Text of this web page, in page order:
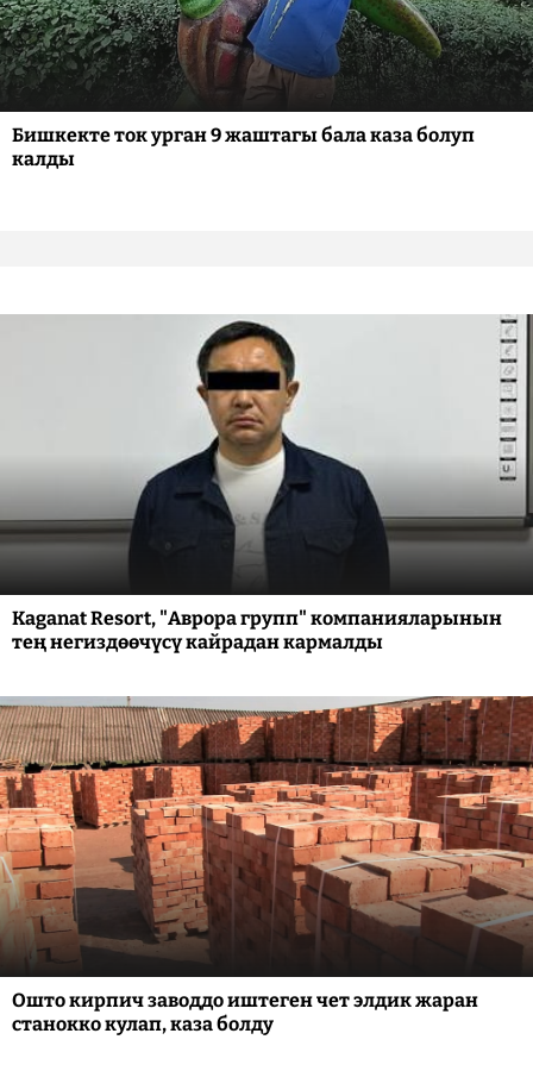
Бишкекте ток урган 9 жаштагы бала каза болуп
калды
Kaganat Resort, "Аврора групп" компанияларынын
тең негиздөөчүсү кайрадан кармалды
Ошто кирпич заводдо иштеген чет элдик жаран
станокко кулап, каза болду